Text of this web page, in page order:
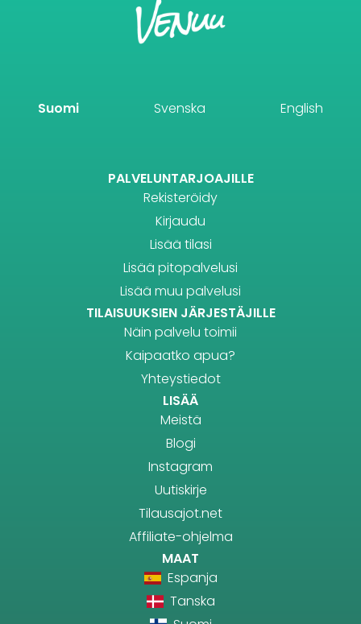
Suomi Svenska English
PALVELUNTARJOAJILLE
Rekisteröidy
Kirjaudu
Lisää tilasi
Lisää pitopalvelusi
Lisää muu palvelusi
TILAISUUKSIEN JÄRJESTÄJILLE
Näin palvelu toimii
Kaipaatko apua?
Yhteystiedot
LISÄÄ
Meistä
Blogi
Instagram
Uutiskirje
Tilausajot.net
Affiliate-ohjelma
MAAT
Espanja
Tanska